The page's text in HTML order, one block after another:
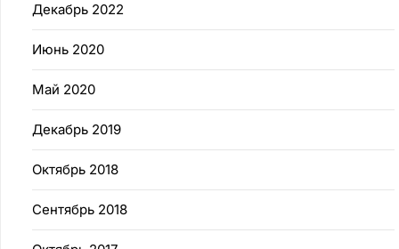
Декабрь 2022
Июнь 2020
Май 2020
Декабрь 2019
Октябрь 2018
Сентябрь 2018